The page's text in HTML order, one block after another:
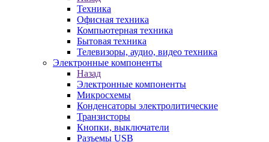
Техника
Офисная техника
Компьютерная техника
Бытовая техника
Телевизоры, аудио, видео техника
Электронные компоненты
Назад
Электронные компоненты
Микросхемы
Конденсаторы электролитические
Транзисторы
Кнопки, выключатели
Разъемы USB